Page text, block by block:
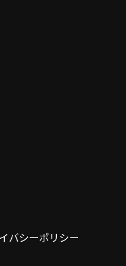
バシーポリシー